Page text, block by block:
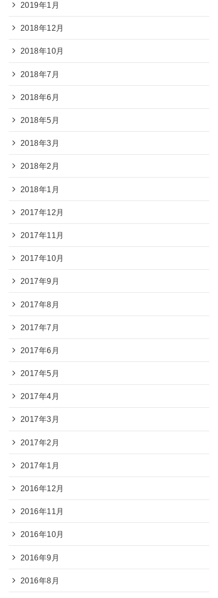
2019年1月
2018年12月
2018年10月
2018年7月
2018年6月
2018年5月
2018年3月
2018年2月
2018年1月
2017年12月
2017年11月
2017年10月
2017年9月
2017年8月
2017年7月
2017年6月
2017年5月
2017年4月
2017年3月
2017年2月
2017年1月
2016年12月
2016年11月
2016年10月
2016年9月
2016年8月